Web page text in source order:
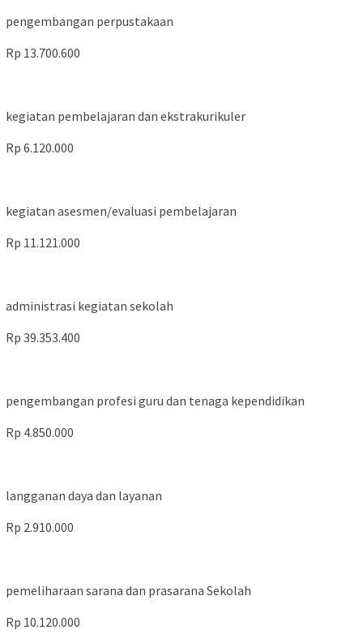
pengembangan perpustakaan
Rp 13.700.600
kegiatan pembelajaran dan ekstrakurikuler
Rp 6.120.000
kegiatan asesmen/evaluasi pembelajaran
Rp 11.121.000
administrasi kegiatan sekolah
Rp 39.353.400
pengembangan profesi guru dan tenaga kependidikan
Rp 4.850.000
langganan daya dan layanan
Rp 2.910.000
pemeliharaan sarana dan prasarana Sekolah
Rp 10.120.000